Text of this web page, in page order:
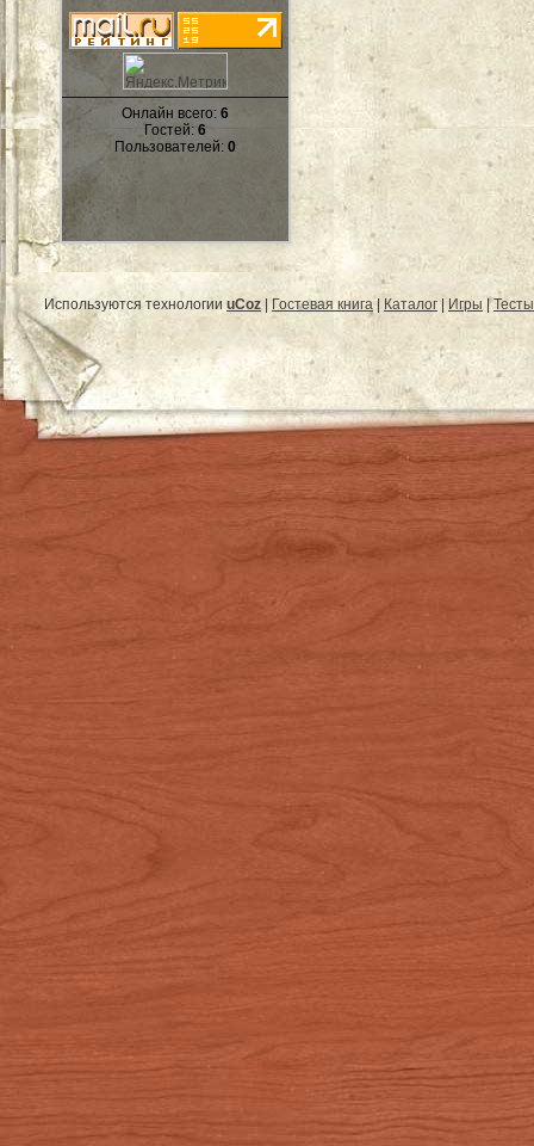
Онлайн всего: 6
Гостей: 6
Пользователей: 0
Используются технологии uCoz Гостевая книга| Каталог Игры |Тесты